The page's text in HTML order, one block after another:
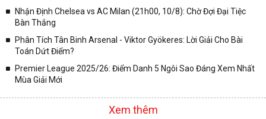
Nhận Định Chelsea vs AC Milan (21h00, 10/8): Chờ Đợi Đại Tiệc
Bàn Thắng
Phân Tích Tân Binh Arsenal - Viktor Gyökeres: Lời Giải Cho Bài
Toán Dứt Điểm?
Premier League 2025/26: Điểm Danh 5 Ngôi Sao Đáng Xem Nhất
Mùa Giải Mới
Xem thêm